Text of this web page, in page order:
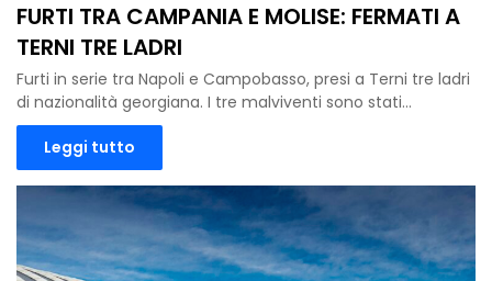
FURTI TRA CAMPANIA E MOLISE: FERMATI A
TERNI TRE LADRI
Furti in serie tra Napoli e Campobasso, presi a Terni tre ladri
di nazionalità georgiana. I tre malviventi sono stati…
Leggi tutto